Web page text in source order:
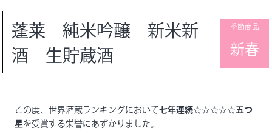
蓬莱 純米吟醸 新米新
酒 生貯蔵酒
季節商品
新春
この度、世界酒蔵ランキングにおいて七年連続☆☆☆☆☆五つ
星を受賞する栄誉にあずかりました。